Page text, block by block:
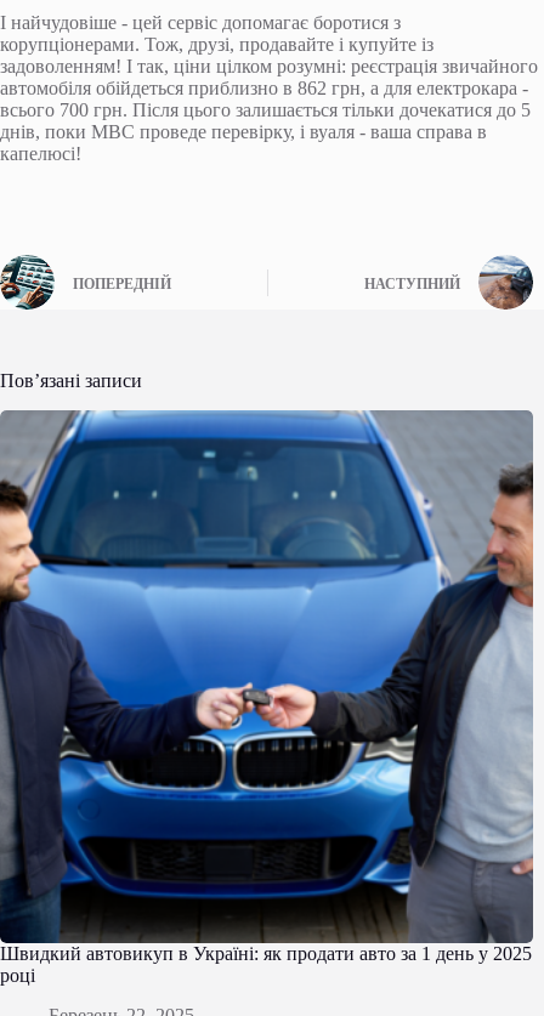
І найчудовіше - цей сервіс допомагає боротися з
корупціонерами. Тож, друзі, продавайте і купуйте із
задоволенням! І так, ціни цілком розумні: реєстрація звичайного
автомобіля обійдеться приблизно в 862 грн, а для електрокара -
всього 700 грн. Після цього залишається тільки дочекатися до 5
днів, поки МВС проведе перевірку, і вуаля - ваша справа в
капелюсі!
ПОПЕРЕДНІЙ НАСТУПНИЙ
Пов’язані записи
Швидкий автовикуп в Україні: як продати авто за 1 день у 2025
році